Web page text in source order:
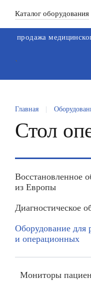
Каталог оборудования
продажа
`
Главная
Стол
Восстановленное
из Европы
Диагностическое
Оборудование для
и операционных
Мониторы